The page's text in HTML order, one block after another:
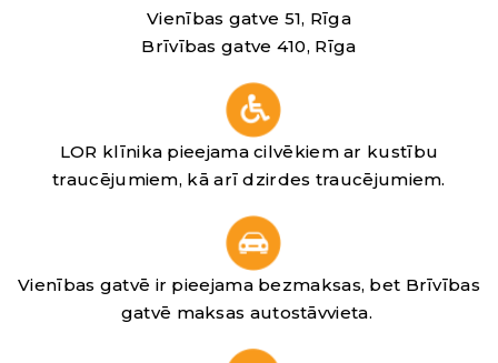
Vienības gatve 51, Rīga
Brīvības gatve 410, Rīga
LOR klīnika pieejama cilvēkiem ar kustību
traucējumiem, kā arī dzirdes traucējumiem.
Vienības gatvē ir pieejama bezmaksas, bet Brīvības
gatvē maksas autostāvvieta.